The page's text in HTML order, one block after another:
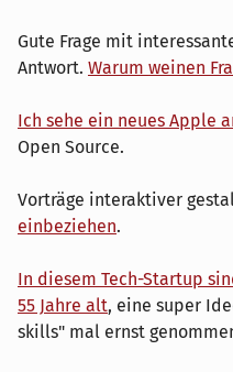
Gute Frage mit
Antwort. Warum weinen
Ich sehe ein neues Apple
Open Source.
Vorträge interaktiver
einbeziehen.
In diesem Tech-Startup
55 Jahre alt, eine super
skills" mal ernst